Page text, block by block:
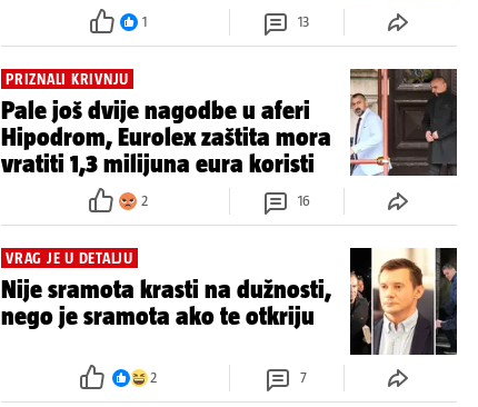
1 13
PRIZNALI KRIVNJU
Pale još dvije nagodbe u aferi
Hipodrom, Eurolex zaštita mora
vratiti 1,3 milijuna eura koristi
2 16
VRAG JE U DETALJU
Nije sramota krasti na dužnosti,
nego je sramota ako te otkriju
2 7